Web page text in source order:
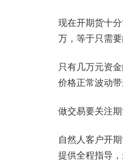
现在开期货十
万，等于只需
只有几万元资
价格正常波动
做交易要关注
自然人客户开
提供全程指导